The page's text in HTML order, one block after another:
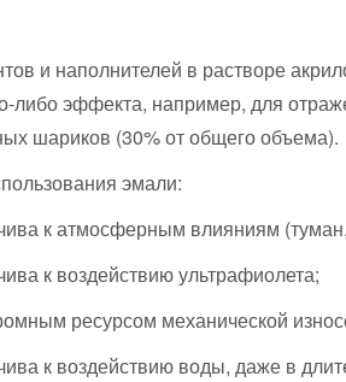
и наполнителей в растворе
либо эффекта, например, для
шариков (30% от общего объема).
эмали:
к атмосферным влияниям
к воздействию ультрафиолета;
ресурсом механической
к воздействию воды, даже в